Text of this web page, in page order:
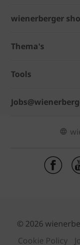
wienerberger
Thema's
Tools
© 2026
Cookie Policy